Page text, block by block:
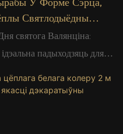
Святлодыёдны
Гламур
святога Валянціна:
падыходзяць для
салодкі святочны
Валянціна.